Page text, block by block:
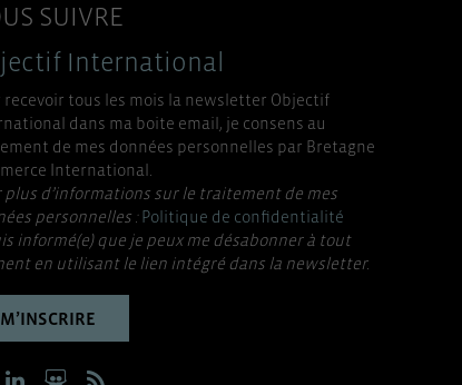
SUIVRE
International
recevoir tous les mois la newsletter Objectif
dans ma boite email, je consens au
de mes données personnelles par Bretagne
International.
plus d’informations sur le traitement de mes
personnelles :Politique de confidentialité
informé(e) que je peux me désabonner à tout
en utilisant le lien intégré dans la newsletter.
M’INSCRIRE